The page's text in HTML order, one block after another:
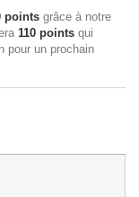
points grâce à notre
110 points qui
pour un prochain